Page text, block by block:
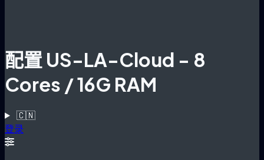
配置 US-LA-Cloud - 8
Cores / 16G RAM
🇨🇳
登录